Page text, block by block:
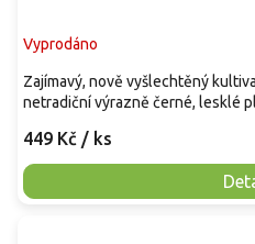
Vyprodáno
449 Kč / ks
Zajímavý, nově vyšlechtěný
netradiční výrazně černé, lesklé